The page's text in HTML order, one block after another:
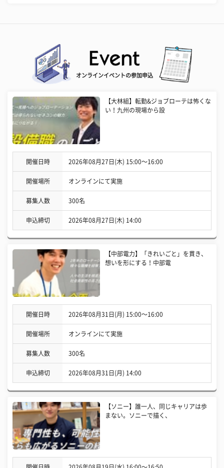
オンラインイベントの参加申込
【大林組】転勤&ジョブローテは怖くな
い！九州の現場から設
開催日時 2026年08月27日(木) 15:00〜16:00
開催場所 オンラインにて実施
募集人数 300名
申込締切 2026年08月27日(木) 14:00
【中部電力】「きれいごと」を貫き、
想いを形にする！中部電
開催日時 2026年08月31日(月) 15:00〜16:00
開催場所 オンラインにて実施
募集人数 300名
申込締切 2026年08月31日(月) 14:00
【ソニー】誰一人、同じキャリアは歩
まない。ソニーで描く、